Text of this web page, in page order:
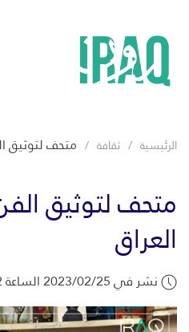
الرئيسية ثقافة متحف لتوثيق
متحف لتوثيق
العراق
نشر في 2023/02/25 الساعة 11:42 ص